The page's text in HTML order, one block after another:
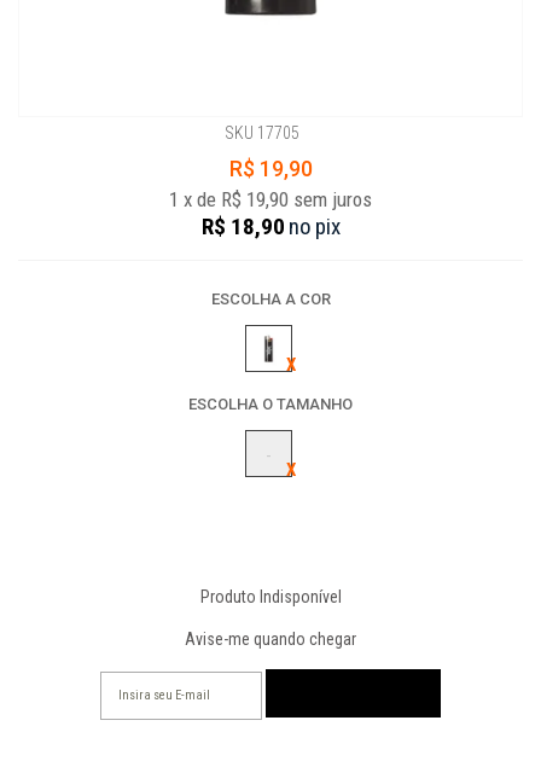
SKU 17705
R$ 19,90
1 x de R$ 19,90 sem juros
R$ 18,90 no pix
ESCOLHA A COR
ESCOLHA O TAMANHO
-
Produto Indisponível
Avise-me quando chegar